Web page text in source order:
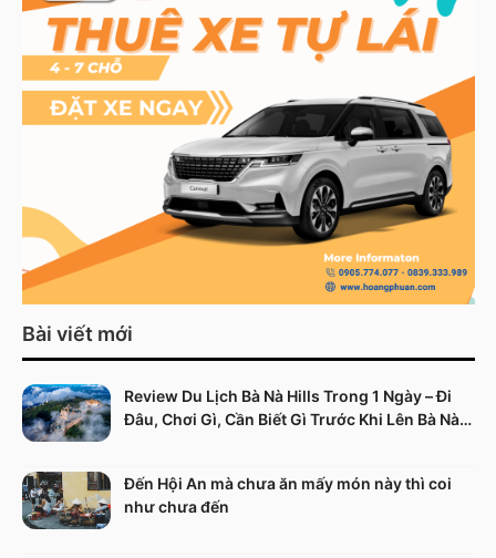
Bài viết mới
Review Du Lịch Bà Nà Hills Trong 1 Ngày – Đi
Đâu, Chơi Gì, Cần Biết Gì Trước Khi Lên Bà Nà
Đến Hội An mà chưa ăn mấy món này thì coi
như chưa đến